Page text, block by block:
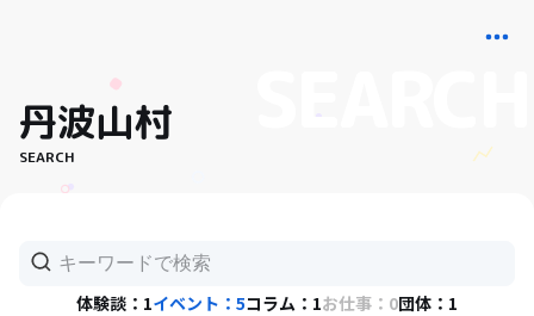
丹波山村
SEARCH
体験談：1イベント：5コラム：1お仕事：0団体：1